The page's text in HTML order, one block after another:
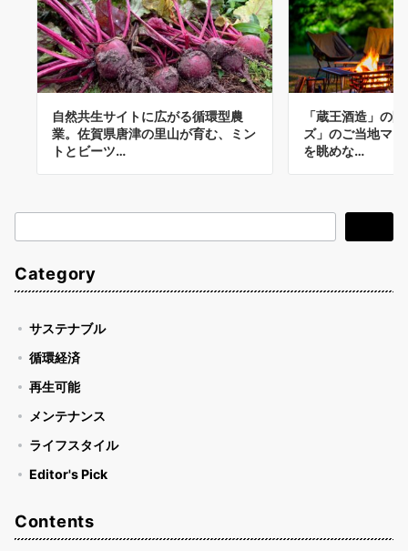
自然共生サイトに広がる循環型農
業。佐賀県唐津の里山が育む、ミン
トとビーツ…
「蔵王酒造」の
ズ」のご当地マ
を眺めな…
索
Category
サステナブル
循環経済
再生可能
メンテナンス
ライフスタイル
Editor's Pick
Contents